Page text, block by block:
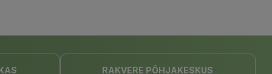
RAKVERE PÕHJAKESKUS